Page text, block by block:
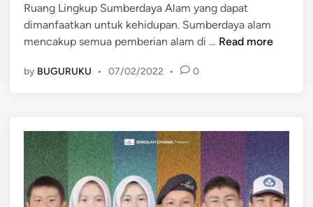
i
n
Ruang Lingkup Sumberdaya Alam yang dapat
dimanfaatkan untuk kehidupan. Sumberdaya alam
mencakup semua pemberian alam di … R
i
n
g
k
Read more
by BUGURUKU • 07/02/2022 • 0